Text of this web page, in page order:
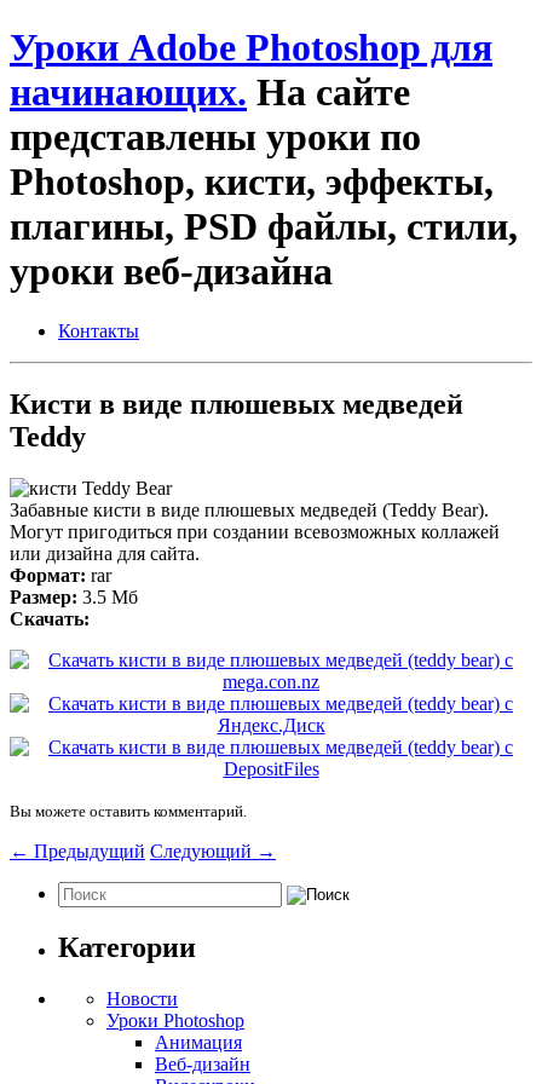
Уроки Adobe Photoshop для
начинающих. На сайте
представлены уроки по
Photoshop, кисти, эффекты,
плагины, PSD файлы, стили,
уроки веб-дизайна
Контакты
Кисти в виде плюшевых медведей
Teddy
Забавные кисти в виде плюшевых медведей (Teddy Bear).
Могут пригодиться при создании всевозможных коллажей
или дизайна для сайта.
Формат: rar
Размер: 3.5 Мб
Скачать:
Вы можете оставить комментарий.
← Предыдущий Следующий →
Категории
Новости
Уроки Photoshop
Анимация
Веб-дизайн